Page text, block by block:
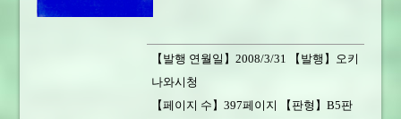
【발행 연월일】2008/3/31 【발행】오키
나와시청
【페이지 수】397페이지 【판형】B5판